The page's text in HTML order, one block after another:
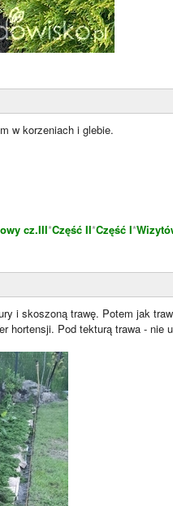
w korzeniach i glebie.
cz.III*Część II*Część I*
i skoszoną trawę. Potem jak
hortensji. Pod tekturą trawa - nie